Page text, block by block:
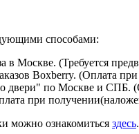
способами:
Москве. (Требуется
Boxberry. (Оплата
двери" по Москве и СПБ.
при
можно ознакомиться здесь.